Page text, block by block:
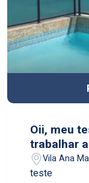
Oii, meu
trabalhar
Vila Ana
teste